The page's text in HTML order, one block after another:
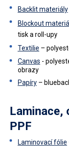
Backlit materiály
Blockout
tisk a roll-upy
Textilie –
Canvas -
obrazy
Papíry–
Laminace,
PPF
Laminovací fólie